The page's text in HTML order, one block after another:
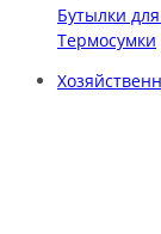
Бутылки
Термосумки